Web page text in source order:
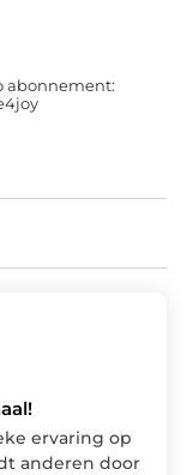
abonnement:
ervaring op
anderen door